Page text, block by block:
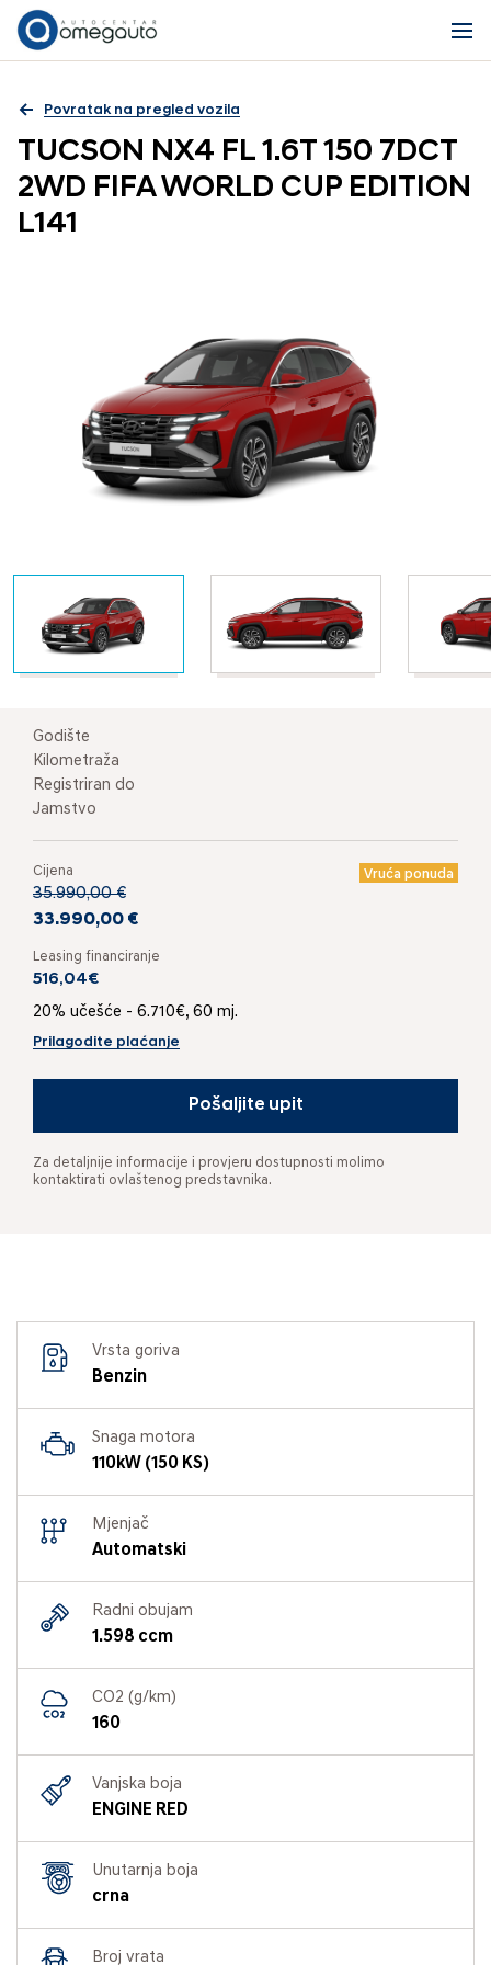
Povratak na pregled vozila
TUCSON NX4 FL 1.6T 150 7DCT
2WD FIFA WORLD CUP EDITION
L141
Godište
Kilometraža
Registriran do
Jamstvo
Cijena Vruća ponuda
35.990,00 €
33.990,00 €
Leasing financiranje
516,04€
20% učešće - 6.710€, 60 mj.
Prilagodite plaćanje
Pošaljite upit
Za detaljnije informacije i provjeru dostupnosti molimo
kontaktirati ovlaštenog predstavnika.
Vrsta goriva
Benzin
Snaga motora
110kW (150 KS)
Mjenjač
Automatski
Radni obujam
1.598 ccm
CO2 (g/km)
160
Vanjska boja
ENGINE RED
Unutarnja boja
crna
Broj vrata